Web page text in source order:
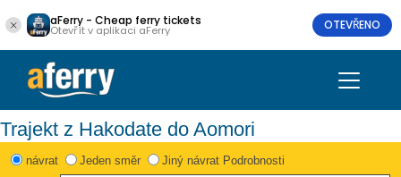
aFerry - Cheap ferry tickets
Otevřít v aplikaci aFerry OTEVŘENO
Trajekt z Hakodate do Aomori
návrat Jeden směr Jiný návrat Podrobnosti